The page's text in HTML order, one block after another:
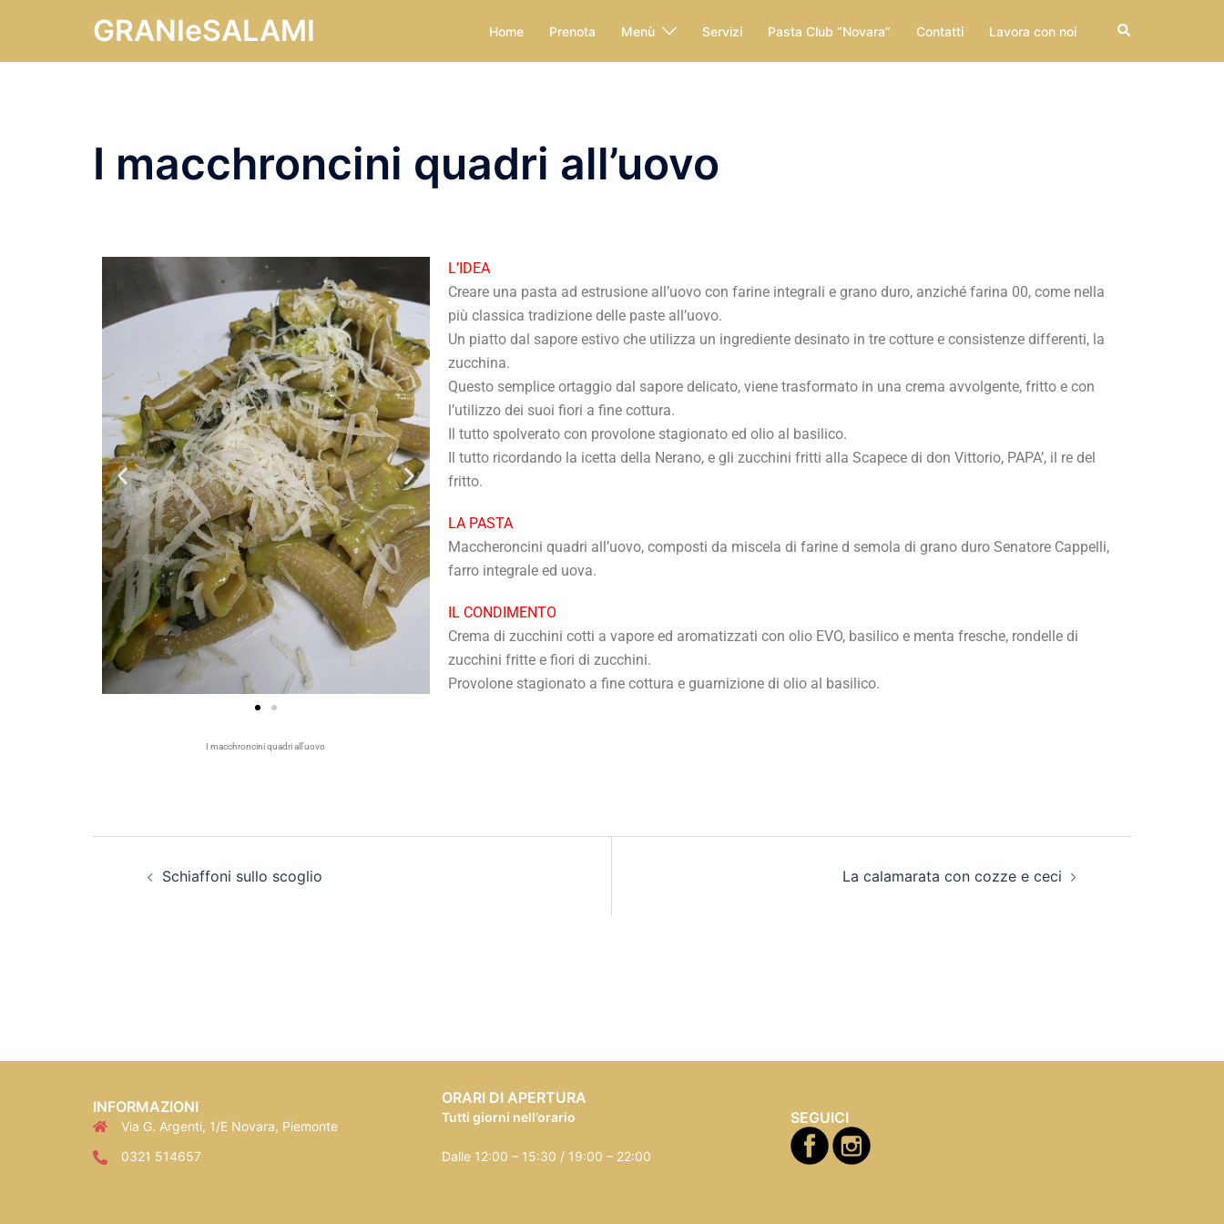
GRANIeSALAMI Home Prenota Menù Servizi Pasta Club “Novara” Contatti Lavora con noi
I macchroncini quadri all’uovo
I macchroncini quadri all’uovo
L’IDEA
Creare una pasta ad estrusione all’uovo con farine integrali e grano duro, anziché farina 00, come nella
più classica tradizione delle paste all’uovo.
Un piatto dal sapore estivo che utilizza un ingrediente desinato in tre cotture e consistenze differenti, la
zucchina.
Questo semplice ortaggio dal sapore delicato, viene trasformato in una crema avvolgente, fritto e con
l’utilizzo dei suoi fiori a fine cottura.
Il tutto spolverato con provolone stagionato ed olio al basilico.
Il tutto ricordando la icetta della Nerano, e gli zucchini fritti alla Scapece di don Vittorio, PAPA’, il re del
fritto.
LA PASTA
Maccheroncini quadri all’uovo, composti da miscela di farine d semola di grano duro Senatore Cappelli,
farro integrale ed uova.
IL CONDIMENTO
Crema di zucchini cotti a vapore ed aromatizzati con olio EVO, basilico e menta fresche, rondelle di
zucchini fritte e fiori di zucchini.
Provolone stagionato a fine cottura e guarnizione di olio al basilico.
Schiaffoni sullo scoglio La calamarata con cozze e ceci
INFORMAZIONI
Via G. Argenti, 1/E Novara, Piemonte
0321 514657
ORARI DI APERTURA
Tutti giorni nell’orario
Dalle 12:00 – 15:30 / 19:00 – 22:00
SEGUICI